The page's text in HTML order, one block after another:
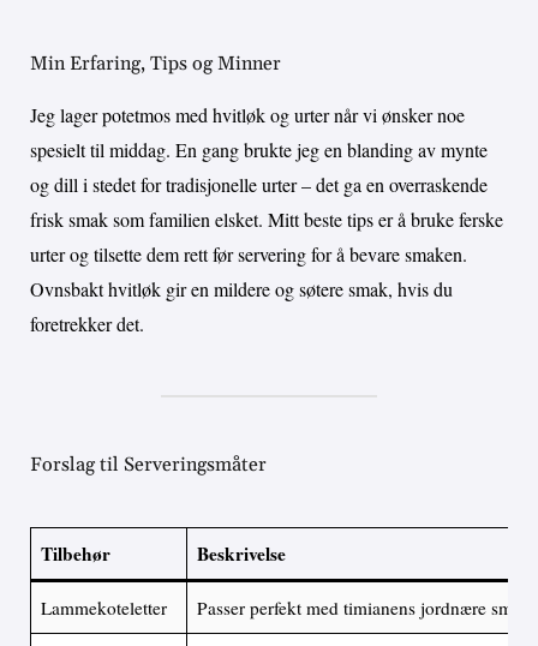
Min Erfaring, Tips og Minner
Jeg lager potetmos med hvitløk og urter når vi ønsker noe
spesielt til middag. En gang brukte jeg en blanding av mynte
og dill i stedet for tradisjonelle urter – det ga en overraskende
frisk smak som familien elsket. Mitt beste tips er å bruke ferske
urter og tilsette dem rett før servering for å bevare smaken.
Ovnsbakt hvitløk gir en mildere og søtere smak, hvis du
foretrekker det.
Forslag til Serveringsmåter
Tilbehør Beskrivelse
Lammekoteletter Passer perfekt med timianens jordnære smak